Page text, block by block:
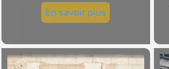
En savoir plus